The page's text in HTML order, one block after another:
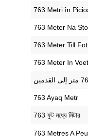
‎763 Metri în
‎763 Meter Na
‎763 Meter Till Fot
‎763 Meter In
‎763 Ayaq Metr
‎763 ফুট মধ্যে মিটার
‎763 Metres A